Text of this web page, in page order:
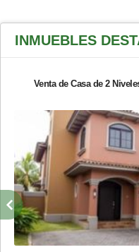
INMUEBLES
Venta de Casa de 2